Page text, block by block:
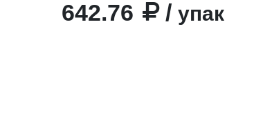
642.76 / упак